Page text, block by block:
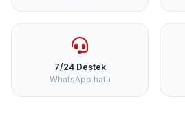
7/24 Destek
WhatsApp hattı